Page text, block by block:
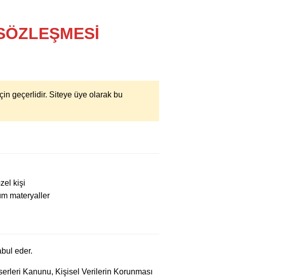
geçerlidir. Siteye üye olarak bu
kişi
materyaller
eder.
Kanunu, Kişisel Verilerin Korunması